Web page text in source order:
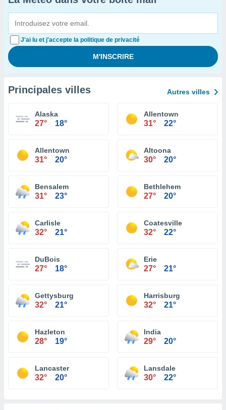
J'ai lu et j'accepte la politique de privacité
Principales villes Autres villes
Alaska
27° 18°
Allentown
31° 22°
Allentown
31° 20°
Altoona
30° 20°
Bensalem
31° 23°
Bethlehem
27° 20°
Carlisle
32° 21°
Coatesville
32° 22°
DuBois
27° 18°
Erie
27° 21°
Gettysburg
32° 21°
Harrisburg
32° 21°
Hazleton
28° 19°
India
29° 20°
Lancaster
32° 20°
Lansdale
30° 22°